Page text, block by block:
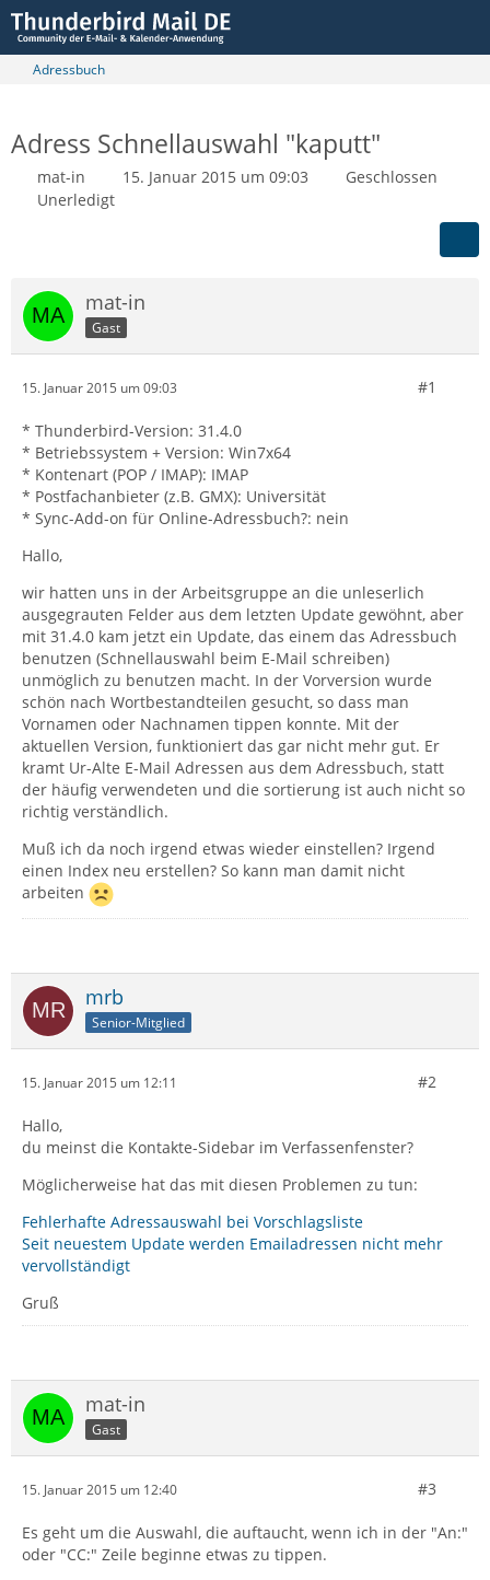
Adressbuch
Adress Schnellauswahl "kaputt"
mat-in 15. Januar 2015 um 09:03
Geschlossen
Unerledigt
mat-in
Gast
15. Januar 2015 um 09:03 #1
* Thunderbird-Version: 31.4.0
* Betriebssystem + Version: Win7x64
* Kontenart (POP / IMAP): IMAP
* Postfachanbieter (z.B. GMX): Universität
* Sync-Add-on für Online-Adressbuch?: nein
Hallo,
wir hatten uns in der Arbeitsgruppe an die unleserlich
ausgegrauten Felder aus dem letzten Update gewöhnt, aber
mit 31.4.0 kam jetzt ein Update, das einem das Adressbuch
benutzen (Schnellauswahl beim E-Mail schreiben)
unmöglich zu benutzen macht. In der Vorversion wurde
schön nach Wortbestandteilen gesucht, so dass man
Vornamen oder Nachnamen tippen konnte. Mit der
aktuellen Version, funktioniert das gar nicht mehr gut. Er
kramt Ur-Alte E-Mail Adressen aus dem Adressbuch, statt
der häufig verwendeten und die sortierung ist auch nicht so
richtig verständlich.
Muß ich da noch irgend etwas wieder einstellen? Irgend
einen Index neu erstellen? So kann man damit nicht
arbeiten
mrb
Senior-Mitglied
15. Januar 2015 um 12:11 #2
Hallo,
du meinst die Kontakte-Sidebar im Verfassenfenster?
Möglicherweise hat das mit diesen Problemen zu tun:
Fehlerhafte Adressauswahl bei Vorschlagsliste
Seit neuestem Update werden Emailadressen nicht mehr
vervollständigt
Gruß
mat-in
Gast
15. Januar 2015 um 12:40 #3
Es geht um die Auswahl, die auftaucht, wenn ich in der "An:"
oder "CC:" Zeile beginne etwas zu tippen.